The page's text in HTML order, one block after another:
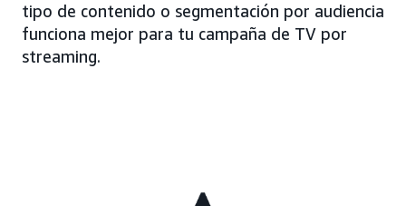
tipo de contenido o segmentación por audiencia
funciona mejor para tu campaña de TV por
streaming.